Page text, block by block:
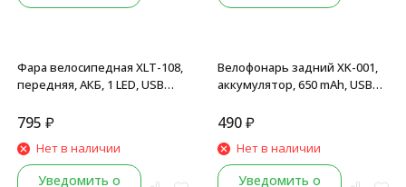
Фара велосипедная XLT-108,
передняя, АКБ, 1 LED, USB
упак.
795 ₽
Нет в наличии
Уведомить о
Велофонарь задний XK-001,
аккумулятор, 650 mAh, USB
водонепроницаемый
490₽
Нет в наличии
Уведомить о